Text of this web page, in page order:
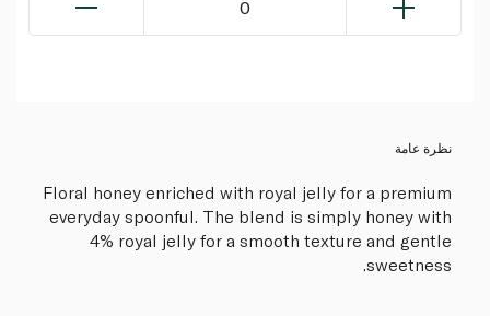
0
نظرة عامة
Floral honey enriched with royal jelly for a premium
everyday spoonful. The blend is simply honey with
4% royal jelly for a smooth texture and gentle
sweetness.